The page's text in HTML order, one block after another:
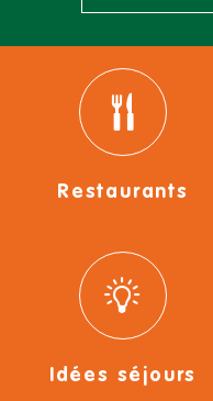
Restaurants
Idées séjours